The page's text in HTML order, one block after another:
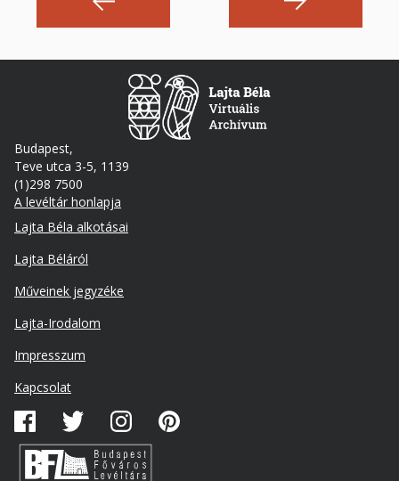
Budapest,
Teve utca 3-5, 1139
(1)298 7500
A levéltár honlapja
Footer
Lajta Béla alkotásai
Lajta Béláról
Műveinek jegyzéke
Lajta-Irodalom
Lábléc
másodlagos
Impresszum
Kapcsolat
Közösségi
média